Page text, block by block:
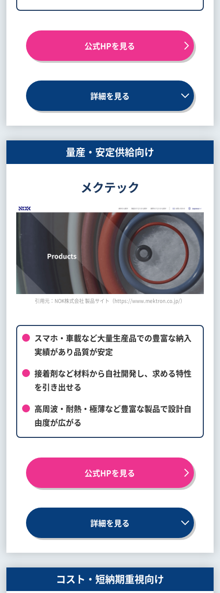
公式HPを見る
詳細を見る
量産・安定供給向け
メクテック
引用元：NOK株式会社 製品サイト（https://www.mektron.co.jp/）
スマホ・車載など大量生産品での豊富な納入
実績があり品質が安定
接着剤など材料から自社開発し、求める特性
を引き出せる
高周波・耐熱・極薄など豊富な製品で設計自
由度が広がる
公式HPを見る
詳細を見る
コスト・短納期重視向け